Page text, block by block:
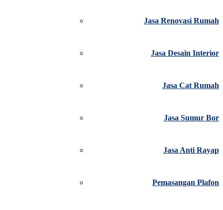
Jasa Renovasi Rumah
Jasa Desain Interior
Jasa Cat Rumah
Jasa Sumur Bor
Jasa Anti Rayap
Pemasangan Plafon